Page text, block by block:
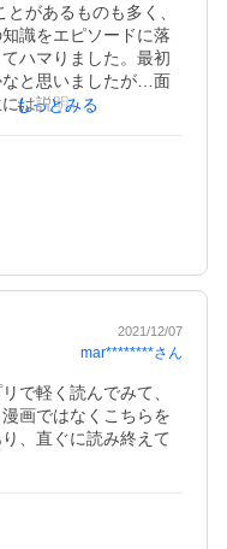
があるものも多く、
識をエピソードに落
ハマりました。最初
なと思いましたが…面
は説明しづらいです
もっとみる
2021/12/07
mar********さん
で軽く読んでみて、
画ではなくこちらを
、直ぐに読み終えて